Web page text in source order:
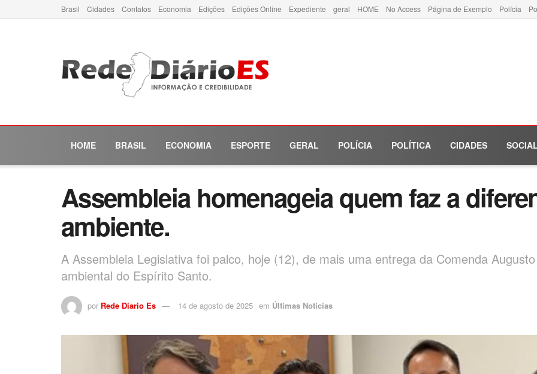
Brasil Cidades Contatos Economia Edições Edições Online Expediente geral HOME No Access Página de Exemplo Polícia
HOME BRASIL ECONOMIA ESPORTE GERAL POLÍCIA POLÍTICA CIDADES
Assembleia homenageia quem faz a
ambiente.
A Assembleia Legislativa foi palco, hoje (12), de mais uma entrega da Comenda
ambiental do Espírito Santo.
por Rede Diario Es 14 de agosto de 2025 em Últimas Notícias